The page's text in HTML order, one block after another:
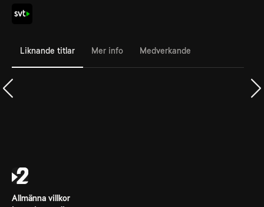
Liknande titlar Mer info Medverkande
Allmänna villkor